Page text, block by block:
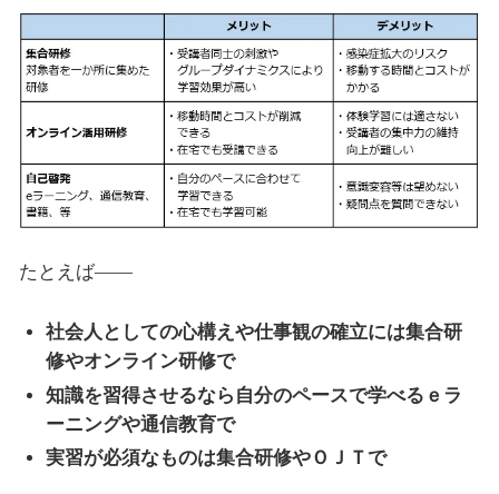
たとえば――
社会人としての心構えや仕事観の確立には集合研
修やオンライン研修で
知識を習得させるなら自分のペースで学べるｅラ
ーニングや通信教育で
実習が必須なものは集合研修やＯＪＴで